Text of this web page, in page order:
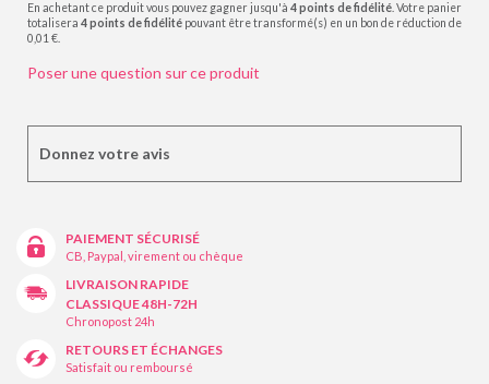
En achetant ce produit vous pouvez gagner jusqu'à 4points de fidélité . Votre panier
totalisera 4points de fidélité pouvant être transformé(s) en un bon de réduction de
0,01 €
Poser une question sur ce produit
Donnez votre avis
PAIEMENT SÉCURISÉ
CB, Paypal, virement ou chèque
LIVRAISON RAPIDE
CLASSIQUE 48H-72H
Chronopost 24h
RETOURS ET ÉCHANGES
Satisfait ou remboursé